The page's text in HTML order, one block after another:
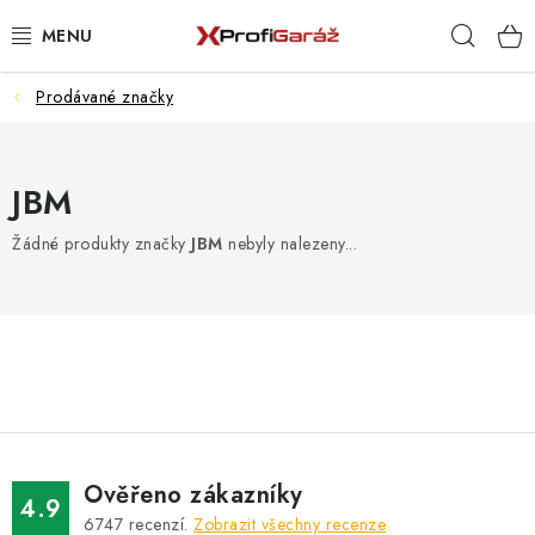
na
REALIZACE & ŘEŠENÍ
Prodávané značky
JBM
Žádné produkty značky JBM nebyly nalezeny...
4.9 Ověřeno zákazníky
6747 recenzí. Zobrazit všechny recenze